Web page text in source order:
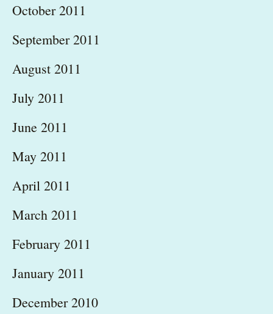
October 2011
September 2011
August 2011
July 2011
June 2011
May 2011
April 2011
March 2011
February 2011
January 2011
December 2010